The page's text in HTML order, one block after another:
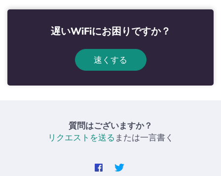
遅いWiFiにお困りですか？
速くする
質問はございますか？
リクエストを送る または一言書く